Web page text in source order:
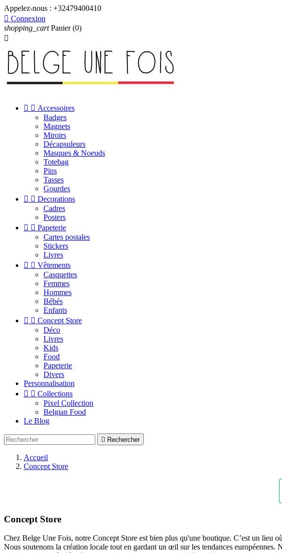
Appelez-nous : +32479400410
 Connexion
shopping_cart Panier (0)

  Accessoires
Badges
Magnets
Miroirs
Décapsuleurs
Masques & Noeuds
Totebag
Pins
Tasses
Gourdes
  Decorations
Cadres
Posters
  Papeterie
Cartes postales
Stickers
Livres
  Vêtements
Casquettes
Femmes
Hommes
Bébés
Enfants
  Concept Store
Déco
Livres
Kids
Food
Papeterie
Divers
Personnalisation
  Collections
Pixel Collection
Belgian Food
Le Blog
 Rechercher
Accueil
Concept Store
Concept Store
Chez Belge Une Fois, notre Concept Store est bien plus qu'une boutique. C’est un lieu
Nous soutenons la création locale tout en gardant un œil sur les tendances